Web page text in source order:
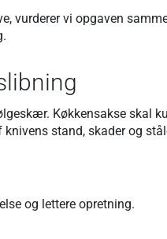
vurderer vi opgaven
Køkkensakse skal
stand, skader og
og lettere opretning.